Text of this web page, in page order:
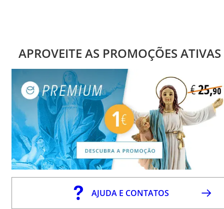
APROVEITE AS PROMOÇÕES ATIVAS
AJUDA E CONTATOS